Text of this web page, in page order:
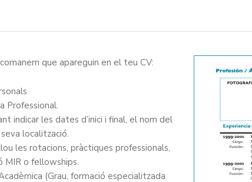
que apareguin en el teu CV:
Professional.
indicar les dates d’inici i final, el nom del
localització.
les rotacions, pràctiques professionals,
MIR o fellowships.
(Grau, formació especialitzada